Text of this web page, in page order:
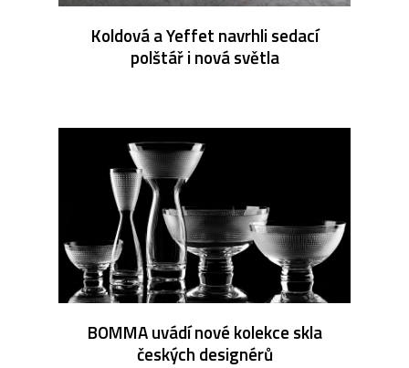
Koldová a Yeffet navrhli sedací
polštář i nová světla
BOMMA uvádí nové kolekce skla
českých designérů